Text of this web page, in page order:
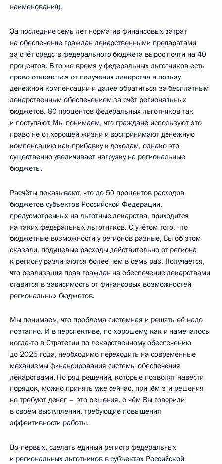
наименований).
За последние семь лет норматив финансовых затрат
на обеспечение граждан лекарственными препаратами
за счёт средств федерального бюджета вырос почти на 40
процентов. В то же время у федеральных льготников есть
право отказаться от получения лекарства в пользу
денежной компенсации и далее обратиться за бесплатным
лекарственным обеспечением за счёт региональных
бюджетов. 80 процентов федеральных льготников так
и поступают. Мы понимаем, что граждане используют это
право не от хорошей жизни и воспринимают денежную
компенсацию как прибавку к доходам, однако это
существенно увеличивает нагрузку на региональные
бюджеты.
Расчёты показывают, что до 50 процентов расходов
бюджетов субъектов Российской Федерации,
предусмотренных на льготные лекарства, приходится
на таких федеральных льготников. С учётом того, что
бюджетные возможности у регионов разные, Вы об этом
сказали, подушевые расходы действительно от региона
к региону различаются более чем в семь раз. Получается,
что реализация прав граждан на обеспечение лекарствами
ставится в зависимость от финансовых возможностей
региональных бюджетов.
Мы понимаем, что проблема системная и решать её надо
поэтапно. И в перспективе, по-хорошему, как и намечалось
когда-то в Стратегии по лекарственному обеспечению
до 2025 года, необходимо переходить на современные
механизмы финансирования системы обеспечения
лекарствами. Но ряд решений, которые позволят навести
порядок, можно принять уже сейчас, причём эти решения
не требуют денег – это решения, о чём Вы говорили
в своём выступлении, требующие повышения
эффективности работы.
Во-первых, сделать единый регистр федеральных
и региональных льготников в субъектах Российской